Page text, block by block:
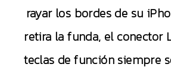
rayar los bordes de su
retira la funda, el conector
teclas de función siempre